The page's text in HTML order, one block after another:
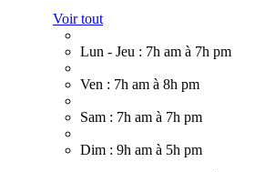
Voir tout
Lun - Jeu : 7h am à 7h pm
Ven : 7h am à 8h pm
Sam : 7h am à 7h pm
Dim : 9h am à 5h pm